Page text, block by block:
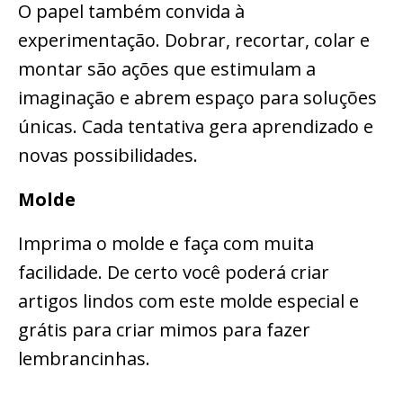
O papel também convida à
experimentação. Dobrar, recortar, colar e
montar são ações que estimulam a
imaginação e abrem espaço para soluções
únicas. Cada tentativa gera aprendizado e
novas possibilidades.
Molde
Imprima o molde e faça com muita
facilidade. De certo você poderá criar
artigos lindos com este molde especial e
grátis para criar mimos para fazer
lembrancinhas.